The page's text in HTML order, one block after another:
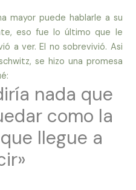
mayor puede hablarle a su
eso fue lo último que le
a ver. El no sobrevivió. Asi
se hizo una promesa
nada que
como la
llegue a